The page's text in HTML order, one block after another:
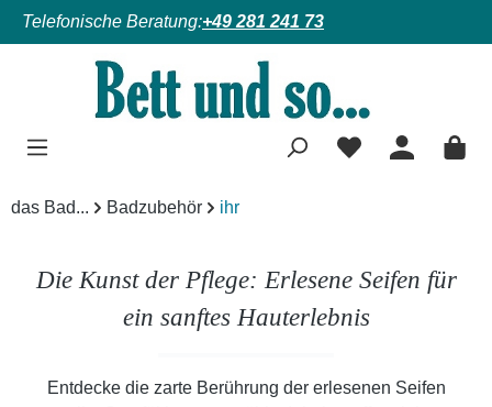
Zum Hauptinhalt springen
Telefonische Beratung:+49 281 241 73
das Bad... Badzubehör ihr
Die Kunst der Pflege: Erlesene Seifen für
ein sanftes Hauterlebnis
Entdecke die zarte Berührung der erlesenen Seifen